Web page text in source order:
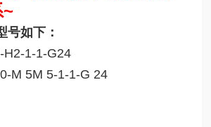
~
号如下：
H2-1-1-G24
M 5M 5-1-1-G 24